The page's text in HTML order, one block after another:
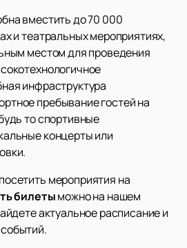
вместить до 70 000
и театральных мероприятиях,
местом для проведения
инфраструктура
пребывание гостей на
то спортивные
концерты или
мероприятия на
билетыможно на нашем
актуальное расписание и